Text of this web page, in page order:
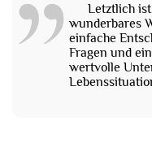
Letztlich
wunderbares
einfache
Fragen und
wertvolle